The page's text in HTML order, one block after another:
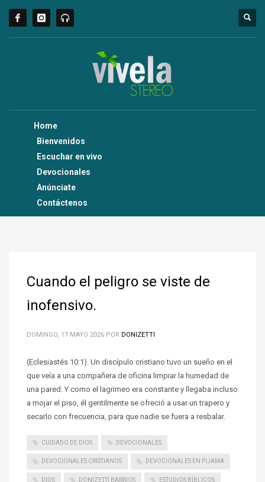
Home
Bienvenidos
Escuchar en vivo
Devocionales
Anúnciate
Contáctenos
Cuando el peligro se viste de
inofensivo.
DOMINGO, 17 MAYO 2026 POR DONIZETTI
(Eclesiastés 10:1). Un discípulo cristiano tuvo un sueño en el
que veía a una compañera de oficina limpiar la humedad de
una pared. Y como el lagrimeo era constante y llegaba incluso
a mojar el piso, él gentilmente se ofreció a usar un trapero y
secarlo con frecuencia, para que nadie se fuera a resbalar.
CUIDADO DE DIOS DEVOCIONALES
DEVOCIONALES CRISTIANOS DEVOCIONALES EN PIJAMA
DIOS DONIZETTI BARRIOS ESTUDIOS BÍBLICOS